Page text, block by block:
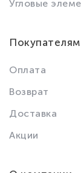
Угловые
Покупателям
Оплата
Возврат
Доставка
Акции